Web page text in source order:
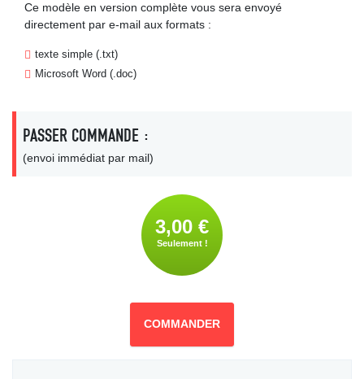
Ce modèle en version complète vous sera envoyé
directement par e-mail aux formats :
texte simple (.txt)
Microsoft Word (.doc)
PASSER COMMANDE :
(envoi immédiat par mail)
3,00 €
Seulement !
COMMANDER